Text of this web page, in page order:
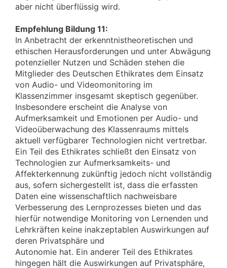
aber nicht überflüssig wird.
Empfehlung Bildung 11:
In Anbetracht der erkenntnistheoretischen und
ethischen Herausforderungen und unter Abwägung
potenzieller Nutzen und Schäden stehen die
Mitglieder des Deutschen Ethikrates dem Einsatz
von Audio- und Videomonitoring im
Klassenzimmer insgesamt skeptisch gegenüber.
Insbesondere erscheint die Analyse von
Aufmerksamkeit und Emotionen per Audio- und
Videoüberwachung des Klassenraums mittels
aktuell verfügbarer Technologien nicht vertretbar.
Ein Teil des Ethikrates schließt den Einsatz von
Technologien zur Aufmerksamkeits- und
Affekterkennung zukünftig jedoch nicht vollständig
aus, sofern sichergestellt ist, dass die erfassten
Daten eine wissenschaftlich nachweisbare
Verbesserung des Lernprozesses bieten und das
hierfür notwendige Monitoring von Lernenden und
Lehrkräften keine inakzeptablen Auswirkungen auf
deren Privatsphäre und
Autonomie hat. Ein anderer Teil des Ethikrates
hingegen hält die Auswirkungen auf Privatsphäre,